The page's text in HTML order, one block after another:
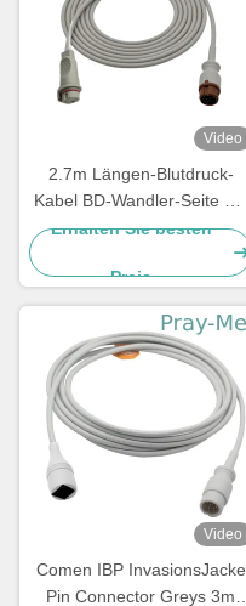
Video
2.7m Längen-Blutdruck-
Kabel BD-Wandler-Seite mit
6-monatiger Garantie
Erhalten Sie besten
Preis
Video
Comen IBP InvasionsJacke
Pin Connector Greys 3m